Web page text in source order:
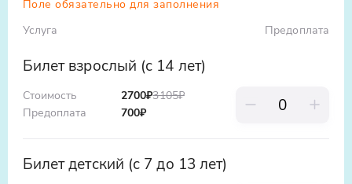
открытий и впечатлений!
Поле обязательно для заполнения
Услуга
Предоплата
Билет взрослый (с 14 лет)
Стоимость
Предоплата
2700₽3105₽
700₽
Билет детский (с 7 до 13 лет)